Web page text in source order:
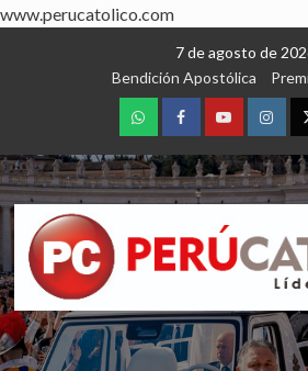
www.perucatolico.com
7 de agosto de
Bendición Apostólica
WhatsAppFacebookYoutube